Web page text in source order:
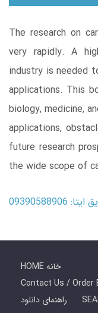
The research on
very rapidly. A
industry is needed
applications. This
biology, medicine,
applications,
future research
the wide scope of
HOME خانه
راهنمای دانلود